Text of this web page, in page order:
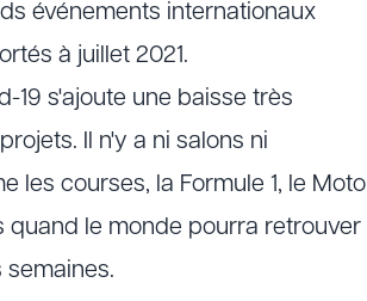
événements internationaux
à juillet 2021.
19 s'ajoute une baisse très
Il n'y a ni salons ni
les courses, la Formule 1, le Moto
quand le monde pourra retrouver